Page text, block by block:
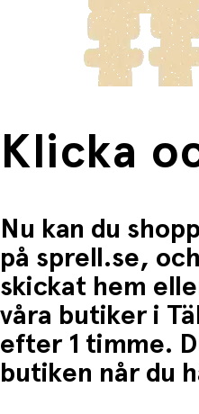
frakten för dessa varor visas
Fri frakt när du handlar för
Klicka
Nu kan du
på sprell.se,
skickat hem
våra butiker i
efter 1 timme.
butiken når du